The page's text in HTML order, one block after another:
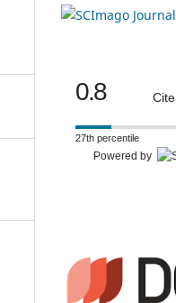
0.8
27th percentile
Powered by